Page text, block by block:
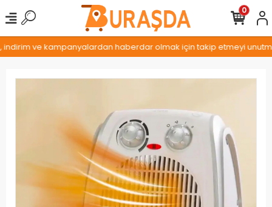
ve kampanyalardan haberdar olmak için takip etmeyi
0